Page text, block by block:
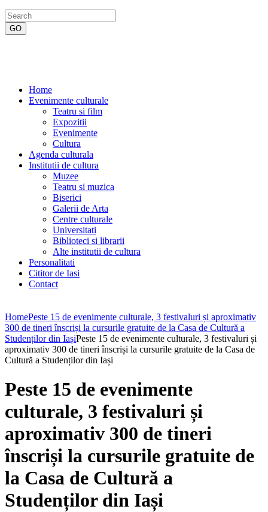
Home
Evenimente culturale
Teatru si film
Expozitii
Evenimente
Cultura
Agenda culturala
Institutii de cultura
Muzee
Teatru si muzica
Biserici
Galerii de Arta
Centre culturale
Universitati
Biblioteci si librarii
Alte institutii de cultura
Personalitati
Cititor de Iasi
Contact
HomePeste 15 de evenimente culturale, 3 festivaluri și aproximativ
300 de tineri înscriși la cursurile gratuite de la Casa de Cultură a
Studenților din IașiPeste 15 de evenimente culturale, 3 festivaluri și
aproximativ 300 de tineri înscriși la cursurile gratuite de la Casa de
Cultură a Studenților din Iași
Peste 15 de evenimente
culturale, 3 festivaluri și
aproximativ 300 de tineri
înscriși la cursurile gratuite de
la Casa de Cultură a
Studenților din Iași